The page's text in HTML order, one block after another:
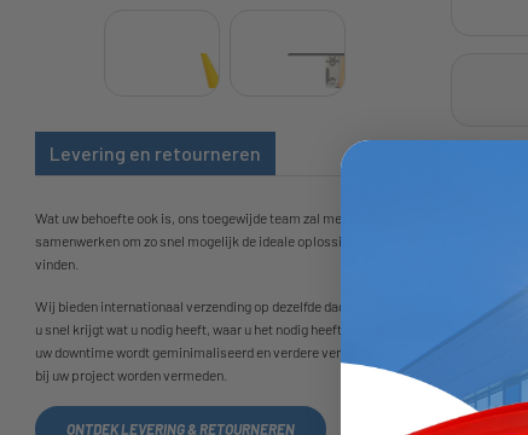
Levering en retourneren
Wat uw behoefte ook is, ons toegewijde team zal met u
samenwerken om zo snel mogelijk de ideale oplossing te
vinden.
Wij bieden internationaal verzending op dezelfde dag aan, zodat
u snel krijgt wat u nodig heeft, waar u het nodig heeft, waardoor
uw downtime wordt geminimaliseerd en verdere vertragingen
bij uw project worden vermeden.
ONTDEK LEVERING & RETOURNEREN